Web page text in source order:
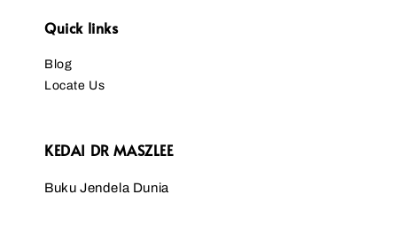
Quick links
Blog
Locate Us
KEDAI DR MASZLEE
Buku Jendela Dunia